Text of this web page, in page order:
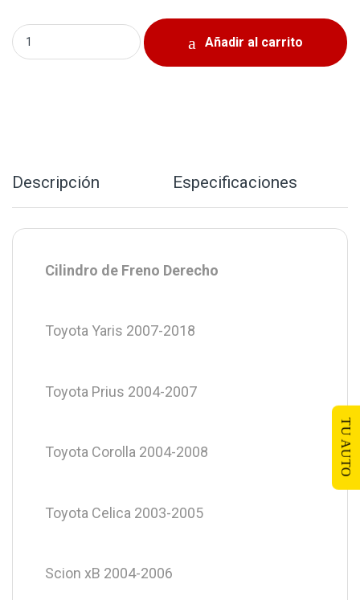
Cilindro de Freno Derecho Toyota Yaris 2007-2018
Añadir al carrito
Descripción Especificaciones
Cilindro de Freno Derecho
Toyota Yaris 2007-2018
Toyota Prius 2004-2007
Toyota Corolla 2004-2008
Toyota Celica 2003-2005
Scion xB 2004-2006
TU AUTO